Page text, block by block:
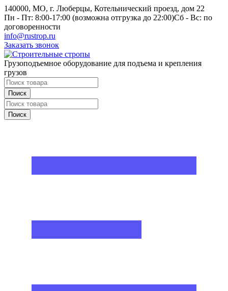
140000, МО, г. Люберцы, Котельнический проезд, дом 22
Пн - Пт: 8:00-17:00 (возможна отгрузка до 22:00)Сб - Вс: по
договоренности
info@rustrop.ru
Заказать звонок
Грузоподъемное оборудование для подъема и крепления
грузов
Поиск
Поиск